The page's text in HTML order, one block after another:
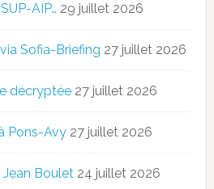
AIP… 29 juillet 2026
Sofia-Briefing 27 juillet 2026
décryptée 27 juillet 2026
Pons-Avy 27 juillet 2026
Jean Boulet 24 juillet 2026